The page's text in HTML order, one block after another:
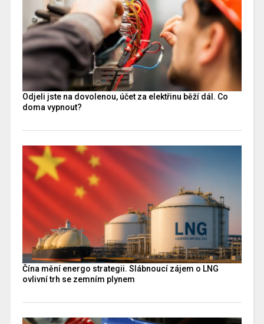
Odjeli jste na dovolenou, účet za elektřinu běží dál. Co
doma vypnout?
Čína mění energo strategii. Slábnoucí zájem o LNG
ovlivní trh se zemním plynem